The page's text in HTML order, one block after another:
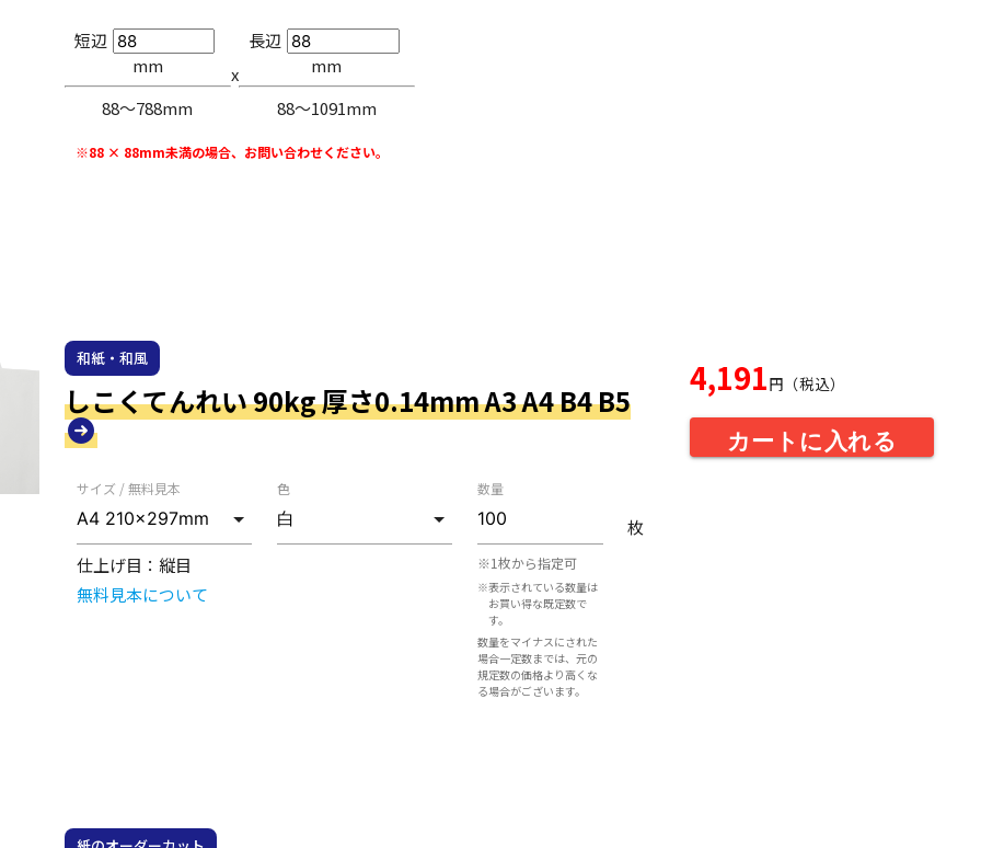
短辺
mm
88〜788mm
x
長辺
mm
88〜1091mm
※88 × 88mm未満の場合、お問い合わせください。
和紙・和風
しこくてんれい 90kg 厚さ0.14mm A3 A4 B4 B5
サイズ / 無料見本
仕上げ目： 縦目
無料見本について
色 数量
※1枚から指定可
※表示されている数量は
お買い得な既定数で
す。
数量をマイナスにされた
場合一定数までは、元の
規定数の価格より高くな
る場合がございます。
枚
4,191円（税込）
カートに入れる